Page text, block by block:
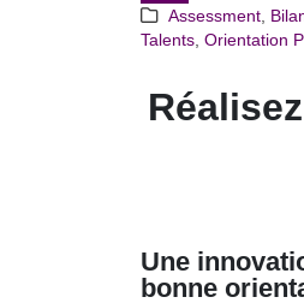
Assessment
Talents Orientation
Une
bonne